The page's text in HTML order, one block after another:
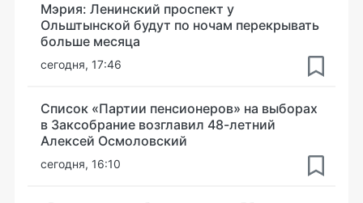
Мэрия: Ленинский проспект у
Ольштынской будут по ночам перекрывать
больше месяца
сегодня, 17:46
Список «Партии пенсионеров» на выборах
в Заксобрание возглавил 48-летний
Алексей Осмоловский
сегодня, 16:10